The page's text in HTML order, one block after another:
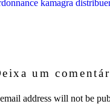
kamagra
um
address will not be